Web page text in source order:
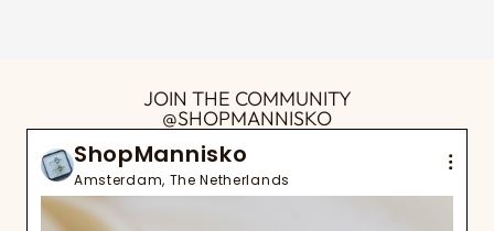
JOIN THE COMMUNITY
@SHOPMANNISKO
ShopMannisko
Amsterdam, The Netherlands